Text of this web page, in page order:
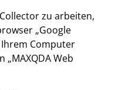
zu arbeiten,
„Google
Ihrem Computer
Web